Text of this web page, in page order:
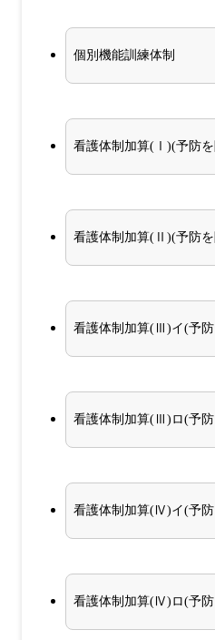
個別機能訓練体制
看護体制加算(Ⅰ)(予防を
看護体制加算(Ⅱ)(予防を
看護体制加算(Ⅲ)イ(予防
看護体制加算(Ⅲ)ロ(予防
看護体制加算(Ⅳ)イ(予防
看護体制加算(Ⅳ)ロ(予防